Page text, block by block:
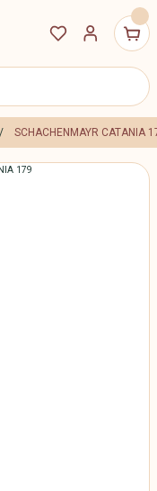
SCHACHENMAYR CATANIA